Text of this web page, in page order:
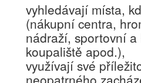
vyhledávají místa,
(nákupní centra,
nádraží, sportovní
koupaliště apod.),
využívají své
neopatrného